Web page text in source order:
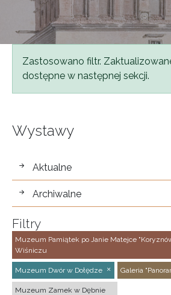
Komunikat
Zastosowano filtr.
dostępne w następnej sekcji.
Wystawy
wystawy
Aktualne
Archiwalne
Filtry
Muzeum Pamiątek po Janie Matejce
Wiśniczu
Muzeum Dwór w Dołędze Galeria
Muzeum Zamek w Dębnie